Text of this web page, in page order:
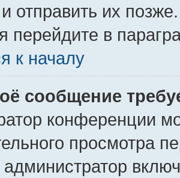
отправить их
перейдите в
к началу
сообщение
конференции
просмотра
администратор